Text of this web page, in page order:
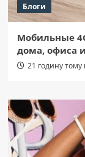
Блоги
Мобильные
дома, офиса
21 годину тому